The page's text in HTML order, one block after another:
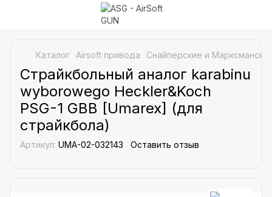
Каталог Airsoft привода Снайперские и
Страйкбольный аналог karabinu
wyborowego Heckler&Koch
PSG-1 GBB [Umarex] (для
страйкбола)
Артикул: UMA-02-032143 Оставить отзыв